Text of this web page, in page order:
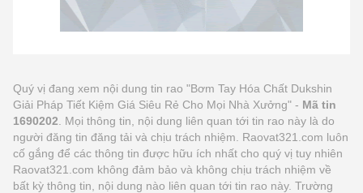
Quý vị đang xem nội dung tin rao "Bơm Tay Hóa Chất Dukshin
Giải Pháp Tiết Kiệm Giá Siêu Rẻ Cho Mọi Nhà Xưởng" - Mã tin
1690202 . Mọi thông tin, nội dung liên quan tới tin rao này là do
người đăng tin đăng tải và chịu trách nhiệm. Raovat321.com luôn
cố gắng để các thông tin được hữu ích nhất cho quý vị tuy nhiên
Raovat321.com không đảm bảo và không chịu trách nhiệm về
bất kỳ thông tin, nội dung nào liên quan tới tin rao này. Trường